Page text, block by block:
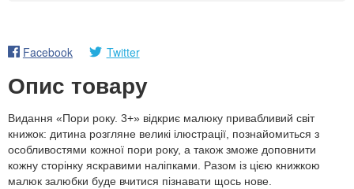
Facebook Twitter
Опис товару
Видання «Пори року. 3+» відкриє малюку привабливий світ
книжок: дитина розгляне великі ілюстрації, познайомиться з
особливостями кожної пори року, а також зможе доповнити
кожну сторінку яскравими наліпками. Разом із цією книжкою
малюк залюбки буде вчитися пізнавати щось нове.